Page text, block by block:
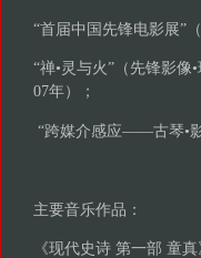
“首届中国先锋电影展”
“禅•灵与火”（先锋影
07年）；
“跨媒介感应——古琴•影
主要音乐作品：
《现代史诗 第一部 童